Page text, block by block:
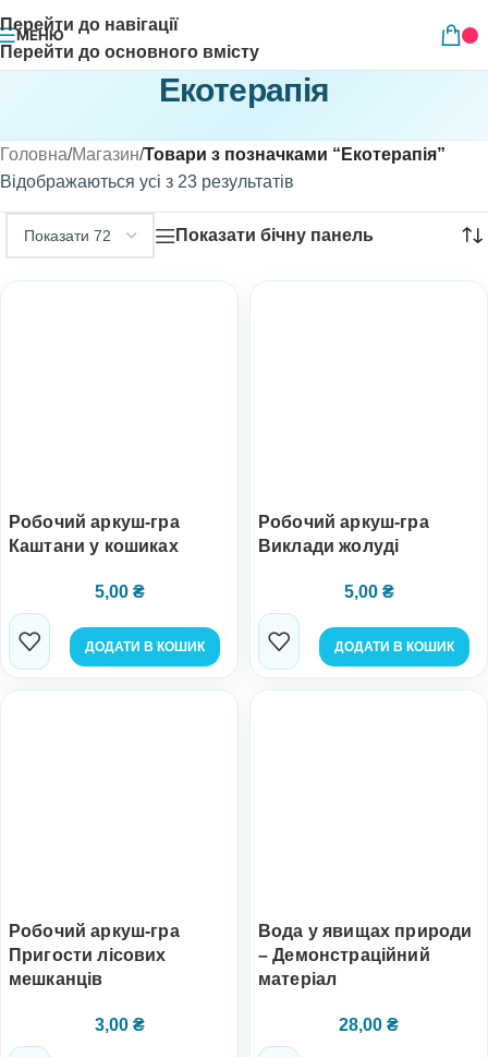
Перейти до навігації
Перейти до основного вмісту
МЕНЮ
Екотерапія
Головна/Магазин/Товари з позначками “Екотерапія”
Відображаються усі з 23 результатів
Показати бічну панель
Робочий аркуш-гра
Каштани у кошиках
5,00 ₴
ДОДАТИ В КОШИК
Робочий аркуш-гра
Виклади жолуді
5,00 ₴
ДОДАТИ В КОШИК
Робочий аркуш-гра
Пригости лісових
мешканців
3,00 ₴
Вода у явищах природи
– Демонстраційний
матеріал
28,00 ₴